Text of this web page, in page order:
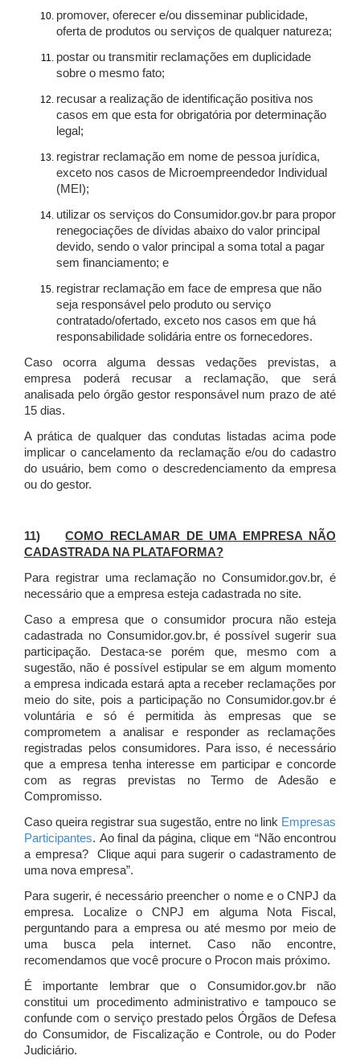
promover, oferecer e/ou disseminar publicidade,
oferta de produtos ou serviços de qualquer natureza;
postar ou transmitir reclamações em duplicidade
sobre o mesmo fato;
recusar a realização de identificação positiva nos
casos em que esta for obrigatória por determinação
legal;
registrar reclamação em nome de pessoa jurídica,
exceto nos casos de Microempreendedor Individual
(MEI);
utilizar os serviços do Consumidor.gov.br para propor
renegociações de dívidas abaixo do valor principal
devido, sendo o valor principal a soma total a pagar
sem financiamento; e
registrar reclamação em face de empresa que não
seja responsável pelo produto ou serviço
contratado/ofertado, exceto nos casos em que há
responsabilidade solidária entre os fornecedores.
Caso ocorra alguma dessas vedações previstas, a
empresa poderá recusar a reclamação, que será
analisada pelo órgão gestor responsável num prazo de até
15 dias.
A prática de qualquer das condutas listadas acima pode
implicar o cancelamento da reclamação e/ou do cadastro
do usuário, bem como o descredenciamento da empresa
ou do gestor.
11)COMO RECLAMAR DE UMA EMPRESA NÃO
CADASTRADA NA PLATAFORMA?
Para registrar uma reclamação no Consumidor.gov.br, é
necessário que a empresa esteja cadastrada no site.
Caso a empresa que o consumidor procura não esteja
cadastrada no Consumidor.gov.br, é possível sugerir sua
participação. Destaca-se porém que, mesmo com a
sugestão, não é possível estipular se em algum momento
a empresa indicada estará apta a receber reclamações por
meio do site, pois a participação no Consumidor.gov.br é
voluntária e só é permitida às empresas que se
comprometem a analisar e responder as reclamações
registradas pelos consumidores. Para isso, é necessário
que a empresa tenha interesse em participar e concorde
com as regras previstas no Termo de Adesão e
Compromisso.
Caso queira registrar sua sugestão, entre no link Empresas
Participantes. Ao final da página, clique em “Não encontrou
a empresa? Clique aqui para sugerir o cadastramento de
uma nova empresa”.
Para sugerir, é necessário preencher o nome e o CNPJ da
empresa. Localize o CNPJ em alguma Nota Fiscal,
perguntando para a empresa ou até mesmo por meio de
uma busca pela internet. Caso não encontre,
recomendamos que você procure o Procon mais próximo.
É importante lembrar que o Consumidor.gov.br não
constitui um procedimento administrativo e tampouco se
confunde com o serviço prestado pelos Órgãos de Defesa
do Consumidor, de Fiscalização e Controle, ou do Poder
Judiciário.